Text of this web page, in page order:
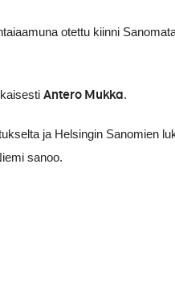
otettu kiinni
Antero Mukka.
ja Helsingin Sanomien
sanoo.